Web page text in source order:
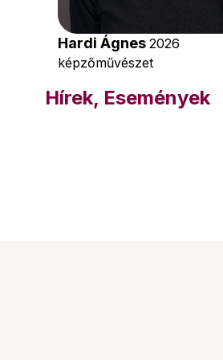
Hardi Ágnes 2026
képzőművészet
Hírek, Események